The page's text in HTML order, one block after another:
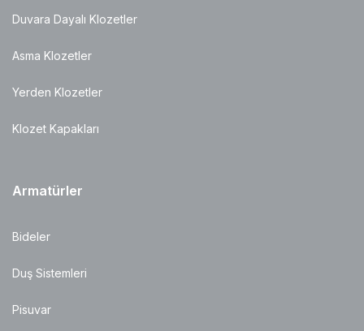
Duvara Dayalı Klozetler
Asma Klozetler
Yerden Klozetler
Klozet Kapakları
Armatürler
Bideler
Duş Sistemleri
Pisuvar